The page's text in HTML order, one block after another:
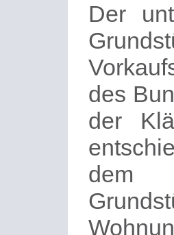
Der
des
der
dem